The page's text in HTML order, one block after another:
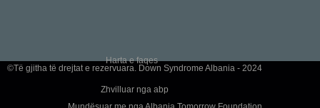
Harta e faqes
©Të gjitha të drejtat e rezervuara. Down Syndrome Albania - 2024
Zhvilluar nga abp